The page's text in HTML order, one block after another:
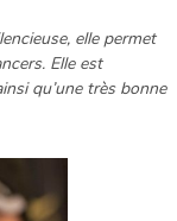
elle permet
Elle est
qu’une très bonne